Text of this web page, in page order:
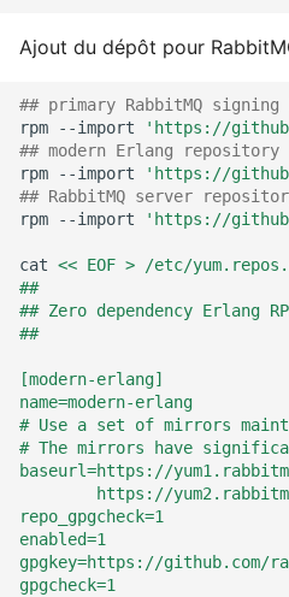
Ajout du dépôt pour
## primary RabbitMQ signing
rpm
--import
'https://
## modern Erlang repository
rpm
--import
'https://
## RabbitMQ server
rpm
--import 'https://
cat << EOF > /etc/
##
## Zero dependency Erlang
##
[modern-erlang]
name=modern-erlang
# Use a set of mirrors
# The mirrors have
baseurl=https://
https://
repo_gpgcheck=1
enabled=1
gpgkey=https://github.com/
gpgcheck=1